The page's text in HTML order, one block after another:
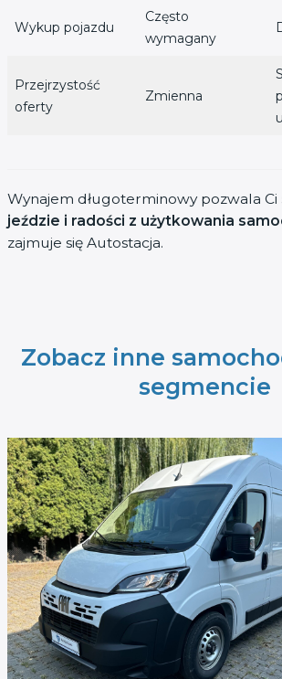
Wykup pojazdu
Często
wymagany
Przejrzystość
oferty
Zmienna
Wynajem długoterminowy pozwala Ci
jeździe i radości z użytkowania
zajmuje się Autostacja.
Zobacz inne
segmencie